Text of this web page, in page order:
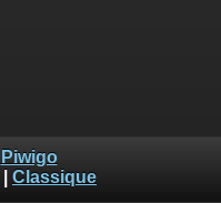
Piwigo
Classique